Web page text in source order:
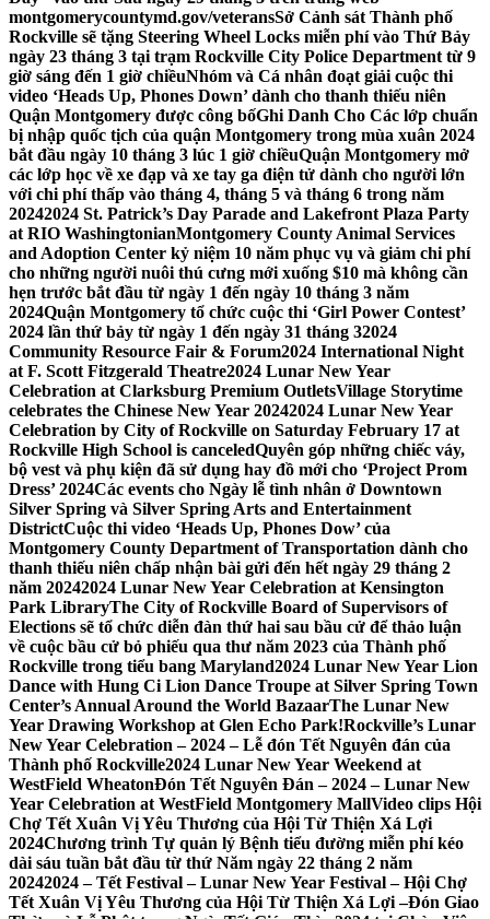
montgomerycountymd.gov/veteransSở Cảnh sát Thành phố
Rockville sẽ tặng Steering Wheel Locks miễn phí vào Thứ Bảy
ngày 23 tháng 3 tại trạm Rockville City Police Department từ 9
giờ sáng đến 1 giờ chiềuNhóm và Cá nhân đoạt giải cuộc thi
video ‘Heads Up, Phones Down’ dành cho thanh thiếu niên
Quận Montgomery được công bốGhi Danh Cho Các lớp chuẩn
bị nhập quốc tịch của quận Montgomery trong mùa xuân 2024
bắt đầu ngày 10 tháng 3 lúc 1 giờ chiềuQuận Montgomery mở
các lớp học về xe đạp và xe tay ga điện tử dành cho người lớn
với chi phí thấp vào tháng 4, tháng 5 và tháng 6 trong năm
20242024 St. Patrick’s Day Parade and Lakefront Plaza Party
at RIO WashingtonianMontgomery County Animal Services
and Adoption Center kỷ niệm 10 năm phục vụ và giảm chi phí
cho những người nuôi thú cưng mới xuống $10 mà không cần
hẹn trước bắt đầu từ ngày 1 đến ngày 10 tháng 3 năm
2024Quận Montgomery tổ chức cuộc thi ‘Girl Power Contest’
2024 lần thứ bảy từ ngày 1 đến ngày 31 tháng 32024
Community Resource Fair & Forum2024 International Night
at F. Scott Fitzgerald Theatre2024 Lunar New Year
Celebration at Clarksburg Premium OutletsVillage Storytime
celebrates the Chinese New Year 20242024 Lunar New Year
Celebration by City of Rockville on Saturday February 17 at
Rockville High School is canceledQuyên góp những chiếc váy,
bộ vest và phụ kiện đã sử dụng hay đồ mới cho ‘Project Prom
Dress’ 2024Các events cho Ngày lễ tình nhân ở Downtown
Silver Spring và Silver Spring Arts and Entertainment
DistrictCuộc thi video ‘Heads Up, Phones Dow’ của
Montgomery County Department of Transportation dành cho
thanh thiếu niên chấp nhận bài gửi đến hết ngày 29 tháng 2
năm 20242024 Lunar New Year Celebration at Kensington
Park LibraryThe City of Rockville Board of Supervisors of
Elections sẽ tổ chức diễn đàn thứ hai sau bầu cử để thảo luận
về cuộc bầu cử bỏ phiếu qua thư năm 2023 của Thành phố
Rockville trong tiểu bang Maryland2024 Lunar New Year Lion
Dance with Hung Ci Lion Dance Troupe at Silver Spring Town
Center’s Annual Around the World BazaarThe Lunar New
Year Drawing Workshop at Glen Echo Park!Rockville’s Lunar
New Year Celebration – 2024 – Lễ đón Tết Nguyên đán của
Thành phố Rockville2024 Lunar New Year Weekend at
WestField WheatonĐón Tết Nguyên Đán – 2024 – Lunar New
Year Celebration at WestField Montgomery MallVideo clips Hội
Chợ Tết Xuân Vị Yêu Thương của Hội Từ Thiện Xá Lợi
2024Chương trình Tự quản lý Bệnh tiểu đường miễn phí kéo
dài sáu tuần bắt đầu từ thứ Năm ngày 22 tháng 2 năm
20242024 – Tết Festival – Lunar New Year Festival – Hội Chợ
Tết Xuân Vị Yêu Thương của Hội Từ Thiện Xá Lợi –Đón Giao